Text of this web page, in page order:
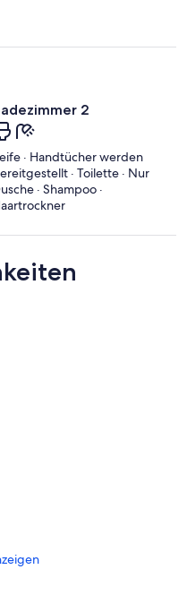
2
· Handtücher werden
· Toilette · Nur
· Shampoo ·